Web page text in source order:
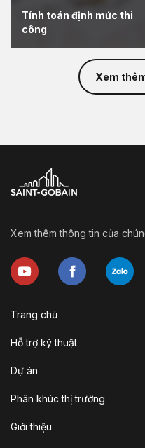
Tính toán định mức thi
công
Xem
Xem thêm thông tin của
Trang chủ
Hỗ trợ kỹ thuật
Dự án
Phân khúc thị trường
Giới thiệu